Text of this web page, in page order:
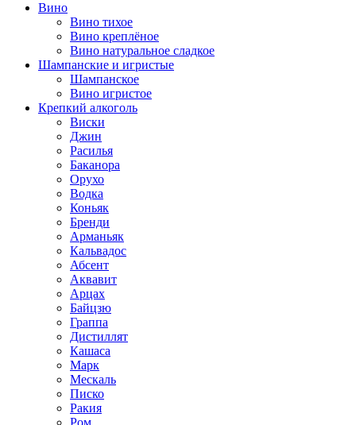
Вино
Вино тихое
Вино креплёное
Вино натуральное сладкое
Шампанские и игристые
Шампанское
Вино игристое
Крепкий алкоголь
Виски
Джин
Расилья
Баканора
Орухо
Водка
Коньяк
Бренди
Арманьяк
Кальвадос
Абсент
Аквавит
Арцах
Байцзю
Граппа
Дистиллят
Кашаса
Марк
Мескаль
Писко
Ракия
Ром